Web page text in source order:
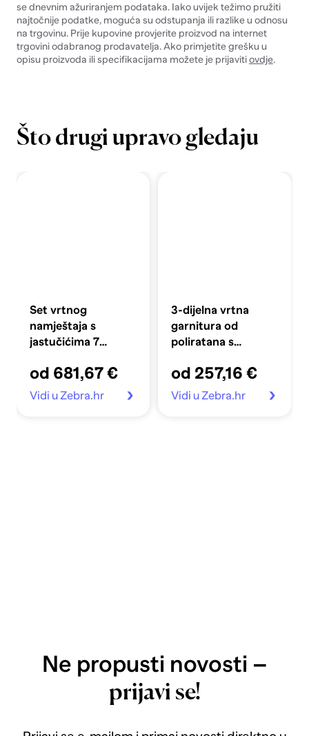
se dnevnim ažuriranjem podataka. Iako uvijek težimo pružiti
najtočnije podatke, moguća su odstupanja ili razlike u odnosu
na trgovinu. Prije kupovine provjerite proizvod na internet
trgovini odabranog prodavatelja. Ako primjetite grešku u
opisu proizvoda ili specifikacijama možete je prijavitiovdje.
Što drugi upravo gledaju
Set vrtnog
namještaja s
jastučićima 7
bež
od 681,67 €
Vidi u Zebra.hr
3-dijelna vrtna
garnitura od
poliratana s
od 257,16 €
Vidi u Zebra.hr
Ne propusti novosti –
prijavi se!